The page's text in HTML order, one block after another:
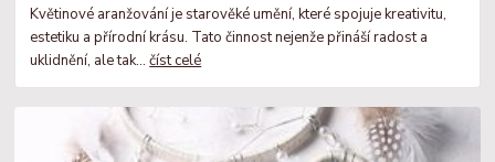
Květinové aranžování je starověké umění, které spojuje kreativitu,
estetiku a přírodní krásu. Tato činnost nejenže přináší radost a
uklidnění, ale tak...číst celé